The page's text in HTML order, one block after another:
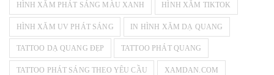
HÌNH XĂM PHÁT SÁNG MÀU XANH HÌNH XĂM TIKTOK
HÌNH XĂM UV PHÁT SÁNG IN HÌNH XĂM DẠ QUANG
TATTOO DẠ QUANG ĐẸP TATTOO PHÁT QUANG
TATTOO PHÁT SÁNG THEO YÊU CẦU XAMDAN.COM